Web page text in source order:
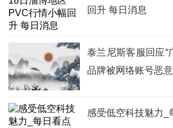
回升 每日消息
泰兰尼斯客服回应“
品牌被网络账号恶
感受低空科技魅力_